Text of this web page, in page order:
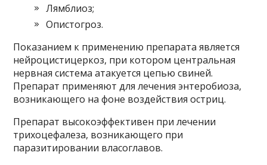
Лямблиоз;
Опистогроз.
Показанием к применению препарата является
нейроцистицеркоз, при котором центральная
нервная система атакуется цепью свиней.
Препарат применяют для лечения энтеробиоза,
возникающего на фоне воздействия остриц.
Препарат высокоэффективен при лечении
трихоцефалеза, возникающего при
паразитировании власоглавов.